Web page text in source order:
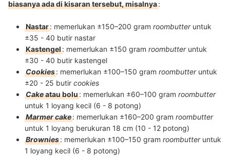
biasanya ada di kisaran tersebut, misalnya:
Nastar: memerlukan ±150–200 gram roombutteruntuk
±35 - 40 butir nastar
Kastengel: memerlukan ±150 gram roombutteruntuk
±30 - 40 butir kastengel
Cookies: memerlukan ±100–150 gram roombutteruntuk
±20 - 25 butir cookies
Cakeatau bolu: memerlukan ±60–100 gram roombutter
untuk 1 loyang kecil (6 - 8 potong)
Marmer cake: memerlukan ±160–200 gram roombutter
untuk 1 loyang berukuran 18 cm (10 - 12 potong)
Brownies: memerlukan ±100–150 gram roombutteruntuk
1 loyang kecil (6 - 8 potong)